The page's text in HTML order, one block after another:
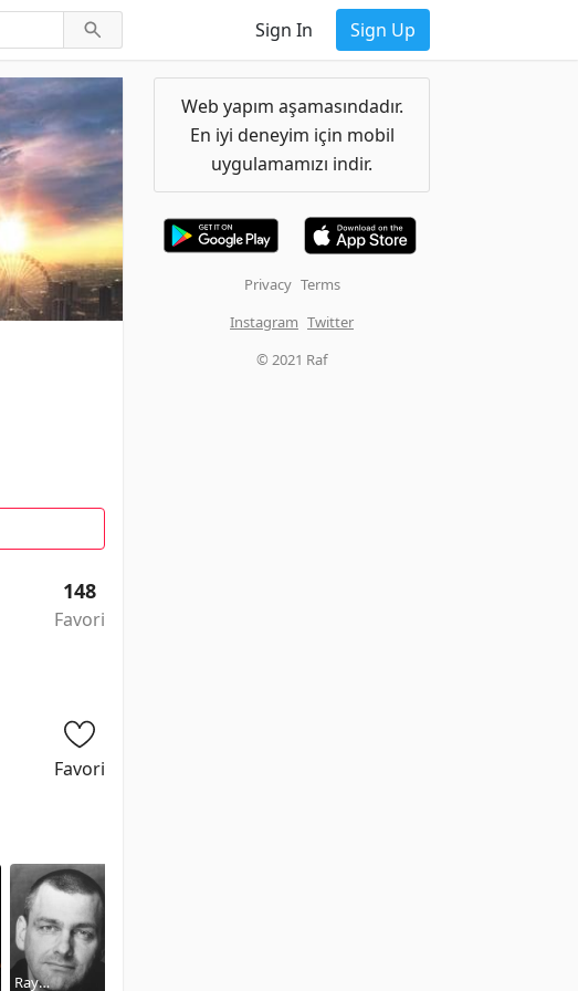
Sign In Sign Up
148
Favori
Favori
Ray
Web yapım aşamasındadır.
En iyi deneyim için mobil
uygulamamızı indir.
Privacy Terms
Instagram Twitter
© 2021 Raf